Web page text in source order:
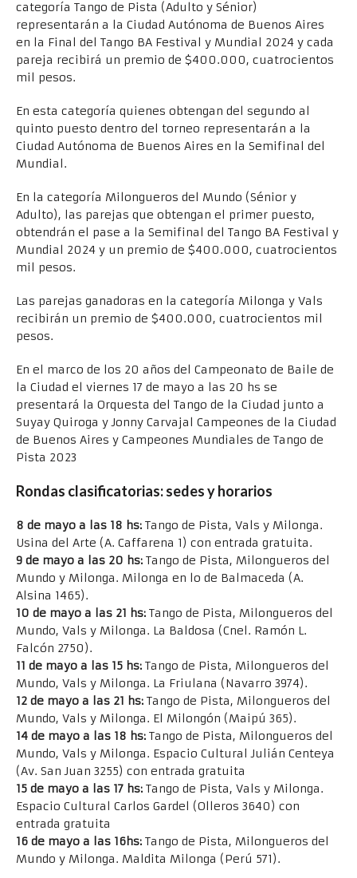
categoría Tango de Pista (Adulto y Sénior)
representarán a la Ciudad Autónoma de Buenos Aires
en la Final del Tango BA Festival y Mundial 2024 y cada
pareja recibirá un premio de $400.000, cuatrocientos
mil pesos.
En esta categoría quienes obtengan del segundo al
quinto puesto dentro del torneo representarán a la
Ciudad Autónoma de Buenos Aires en la Semifinal del
Mundial.
En la categoría Milongueros del Mundo (Sénior y
Adulto), las parejas que obtengan el primer puesto,
obtendrán el pase a la Semifinal del Tango BA Festival y
Mundial 2024 y un premio de $400.000, cuatrocientos
mil pesos.
Las parejas ganadoras en la categoría Milonga y Vals
recibirán un premio de $400.000, cuatrocientos mil
pesos.
En el marco de los 20 años del Campeonato de Baile de
la Ciudad el viernes 17 de mayo a las 20 hs se
presentará la Orquesta del Tango de la Ciudad junto a
Suyay Quiroga y Jonny Carvajal Campeones de la Ciudad
de Buenos Aires y Campeones Mundiales de Tango de
Pista 2023
Rondas clasificatorias: sedes y horarios
8 de mayo a las 18 hs: Tango de Pista, Vals y Milonga.
Usina del Arte (A. Caffarena 1) con entrada gratuita.
9 de mayo a las 20 hs: Tango de Pista, Milongueros del
Mundo y Milonga. Milonga en lo de Balmaceda (A.
Alsina 1465).
10 de mayo a las 21 hs: Tango de Pista, Milongueros del
Mundo, Vals y Milonga. La Baldosa (Cnel. Ramón L.
Falcón 2750).
11 de mayo a las 15 hs: Tango de Pista, Milongueros del
Mundo, Vals y Milonga. La Friulana (Navarro 3974).
12 de mayo a las 21 hs: Tango de Pista, Milongueros del
Mundo, Vals y Milonga. El Milongón (Maipú 365).
14 de mayo a las 18 hs: Tango de Pista, Milongueros del
Mundo, Vals y Milonga. Espacio Cultural Julián Centeya
(Av. San Juan 3255) con entrada gratuita
15 de mayo a las 17 hs: Tango de Pista, Vals y Milonga.
Espacio Cultural Carlos Gardel (Olleros 3640) con
entrada gratuita
16 de mayo a las 16hs: Tango de Pista, Milongueros del
Mundo y Milonga. Maldita Milonga (Perú 571).